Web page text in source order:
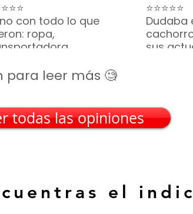
con todo lo que
ropa,
una caja de
Gracias por tanto
M. • San Luis
⭐⭐⭐⭐⭐
Dudaba
sus
— Emily
para leer más 🧐
todas las opiniones
el